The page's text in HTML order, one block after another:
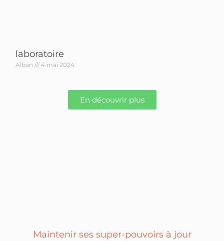
laboratoire
Alban 4 mai 2024
En découvrir plus
Maintenir ses super-pouvoirs à jour